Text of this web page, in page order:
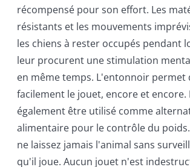
récompensé pour son effort. Les
résistants et les mouvements
les chiens à rester occupés pendant
leur procurent une stimulation
en même temps. L'entonnoir permet
facilement le jouet, encore et encore.
également être utilisé comme
alimentaire pour le contrôle du
ne laissez jamais l'animal sans
qu'il joue. Aucun jouet n'est